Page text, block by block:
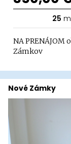
25
NA
Zámkov
Nové Zámky